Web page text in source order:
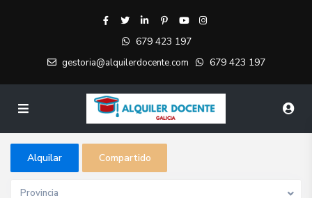
679 423 197
gestoria@alquilerdocente.com 679 423 197
Alquilar Compartido
Provincia